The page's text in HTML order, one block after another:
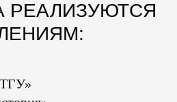
РЕАЛИЗУЮТСЯ